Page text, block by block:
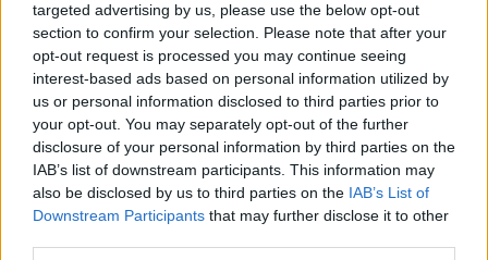
targeted advertising by us, please use the below opt-out
section to confirm your selection. Please note that after your
opt-out request is processed you may continue seeing
interest-based ads based on personal information utilized by
us or personal information disclosed to third parties prior to
your opt-out. You may separately opt-out of the further
disclosure of your personal information by third parties on the
IAB’s list of downstream participants. This information may
also be disclosed by us to third parties on the IAB’s List of
Downstream Participants that may further disclose it to other
— Prime Minister GR
(@PrimeministerGR)June 9, 2026
Πηγή: ΑΠΕ_ΜΠΕ
Ακολουθήστε τοinsider.gr στο Google Newsκαι μάθετε
πρώτοι όλες τιςειδήσεις από την Ελλάδα και τον κόσμο.